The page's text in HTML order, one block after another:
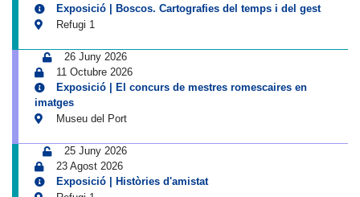
Exposició | Boscos. Cartografies del temps i del gest
Refugi 1
26 Juny 2026
11 Octubre 2026
Exposició | El concurs de mestres romescaires en
imatges
Museu del Port
25 Juny 2026
23 Agost 2026
Exposició | Històries d'amistat